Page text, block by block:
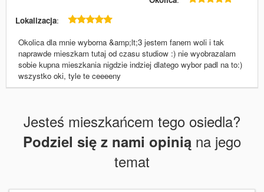
Lokalizacja:
Okolica dla mnie wyborna &amp;lt;3 jestem fanem woli i tak
naprawde mieszkam tutaj od czasu studiow :) nie wyobrazalam
sobie kupna mieszkania nigdzie indziej dlatego wybor padl na to:)
wszystko oki, tyle te ceeeeny
Jesteś mieszkańcem tego osiedla?
Podziel się z nami opinią na jego
temat